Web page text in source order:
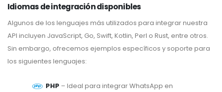
Idiomas de integración disponibles
Algunos de los lenguajes más utilizados para integrar nuestra
API incluyen JavaScript, Go, Swift, Kotlin, Perl o Rust, entre otros.
Sin embargo, ofrecemos ejemplos específicos y soporte para
los siguientes lenguajes:
PHP – Ideal para integrar WhatsApp en